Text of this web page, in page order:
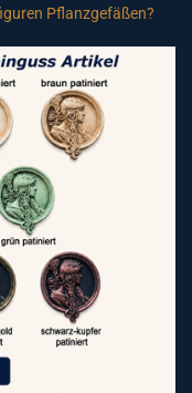
Pflanzgefäßen?